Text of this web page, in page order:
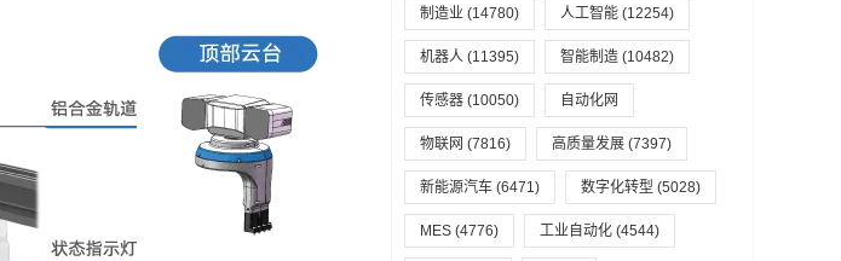
制造业 (14780) 人工智能 (12254)
机器人 (11395) 智能制造 (10482)
传感器 (10050) 自动化网
物联网 (7816) 高质量发展 (7397)
新能源汽车 (6471) 数字化转型 (5028)
MES (4776) 工业自动化 (4544)